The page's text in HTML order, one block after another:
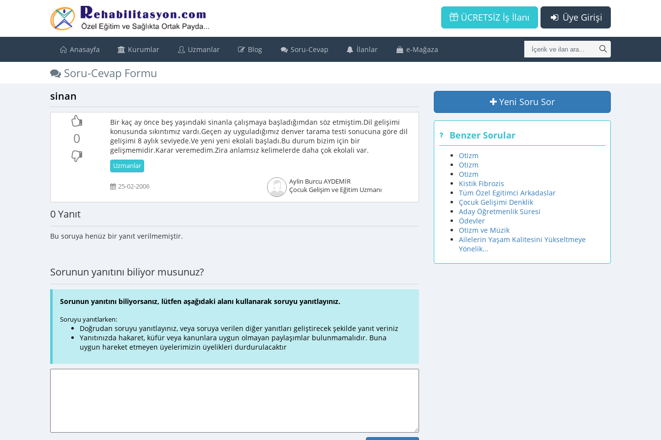
Üye Girişi
ÜCRETSİZ İş İlanı
Anasayfa Kurumlar Uzmanlar Blog Soru-Cevap İlanlar e-Mağaza
Soru-Cevap Formu
sinan
0
Bir kaç ay önce beş yaşındaki sinanla çalışmaya başladığımdan söz etmiştim.Dil gelişimi
konusunda sıkıntımız vardı.Geçen ay uyguladığımız denver tarama testi sonucuna göre dil
gelişimi 8 aylık seviyede.Ve yeni yeni ekolali başladı.Bu durum bizim için bir
gelişmemidir.Karar veremedim.Zira anlamsız kelimelerde daha çok ekolali var.
Uzmanlar
25-02-2006
Aylin Burcu AYDEMİR
Çocuk Gelişim ve Eğitim Uzmanı
0 Yanıt
Bu soruya henüz bir yanıt verilmemiştir.
Sorunun yanıtını biliyor musunuz?
Sorunun yanıtını biliyorsanız, lütfen aşağıdaki alanı kullanarak soruyu yanıtlayınız.
Soruyu yanıtlarken:
Doğrudan soruyu yanıtlayınız, veya soruya verilen diğer yanıtları geliştirecek şekilde yanıt veriniz
Yanıtınızda hakaret, küfür veya kanunlara uygun olmayan paylaşımlar bulunmamalıdır. Buna
uygun hareket etmeyen üyelerimizin üyelikleri durdurulacaktır
Yeni Soru Sor
Benzer Sorular
Otizm
Otizm
Otizm
Kistik Fibrozis
Tüm Özel Egitimci Arkadaslar
Çocuk Gelişimi Denklik
Aday Öğretmenlik Süresi
Ödevler
Otizm ve Müzik
Ailelerin Yaşam Kalitesini Yükseltmeye
Yönelik...